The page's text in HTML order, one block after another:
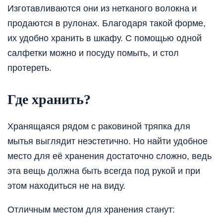
Изготавливаются они из нетканого волокна и
продаются в рулонах. Благодаря такой форме,
их удобно хранить в шкафу. С помощью одной
салфетки можно и посуду помыть, и стол
протереть.
Где хранить?
Хранящаяся рядом с раковиной тряпка для
мытья выглядит неэстетично. Но найти удобное
место для её хранения достаточно сложно, ведь
эта вещь должна быть всегда под рукой и при
этом находиться не на виду.
Отличным местом для хранения станут: